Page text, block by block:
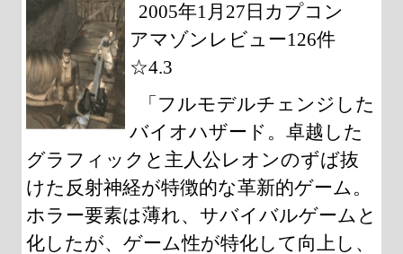
2005年1月27日カプコン
アマゾンレビュー126件
☆4.3
「フルモデルチェンジした
バイオハザード。卓越した
グラフィックと主人公レオンのずば抜
けた反射神経が特徴的な革新的ゲーム。
ホラー要素は薄れ、サバイバルゲームと
化したが、ゲーム性が特化して向上し、